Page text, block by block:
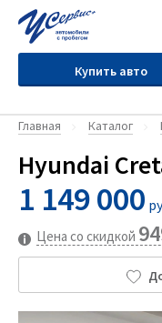
Купить авто
Главная Каталог
Hyundai
1 149 000
Цена со скидкой